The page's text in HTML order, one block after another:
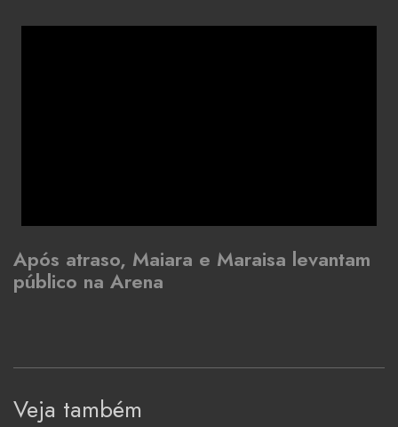
Após atraso, Maiara e Maraisa levantam
público na Arena
Veja também